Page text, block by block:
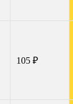
105 ₽